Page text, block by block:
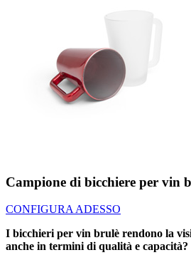
Campione di bicchiere per vin
CONFIGURA ADESSO
I bicchieri per vin brulè rendono la
anche in termini di qualità e